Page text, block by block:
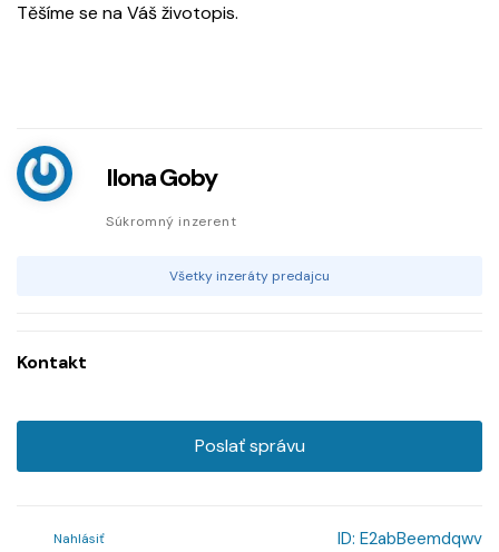
Těšíme se na Váš životopis.
Ilona Goby
Súkromný inzerent
Všetky inzeráty predajcu
Kontakt
Poslať správu
Nahlásiť ID: E2abBeemdqwv